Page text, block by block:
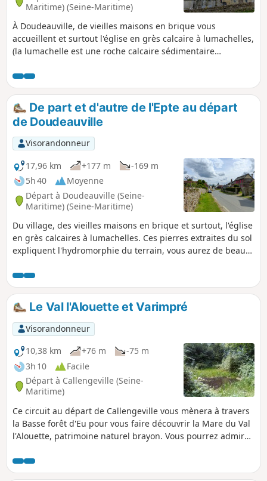
Maritime) (Seine-Maritime)
À Doudeauville, de vieilles maisons en brique vous
accueillent et surtout l'église en grès calcaire à lumachelles,
(la lumachelle est une roche calcaire sédimentaire
de mollusques, généralement un marbre avec des débris
de coquilles). Le circuit permet de découvrir de beaux
points de vue sur le bocage de l'Epte, le Pont de Coq et bien
d'autres curiosités pour l’œil.
De part et d'autre de l'Epte au départ
de Doudeauville
Visorandonneur
17,96 km
+177 m
-169 m
5h 40
Moyenne
Départ à Doudeauville (Seine-
Maritime) (Seine-Maritime)
Du village, des vieilles maisons en brique et surtout, l'église
en grès calcaires à lumachelles. Ces pierres extraites du sol
expliquent l'hydromorphie du terrain, vous aurez de beaux
Saint-Étienne.
Le Val l'Alouette et Varimpré
Visorandonneur
10,38 km
+76 m
-75 m
3h 10
Facile
Départ à Callengeville (Seine-
Maritime)
Ce circuit au départ de Callengeville vous mènera à travers
la Basse forêt d'Eu pour vous faire découvrir la Mare du Val
l'Alouette, patrimoine naturel brayon. Vous pourrez admirer
les Douglas dans l'arboretum. Au retour, vous passerez
devant l'ancienne verrerie de Varimpré et le parc éolien.